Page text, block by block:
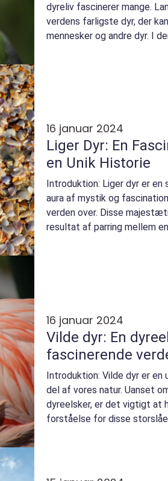
dyreliv fascinerer mange.
verdens farligste dyr, der
mennesker og andre dyr. I
16 januar 2024
Liger Dyr: En
en Unik Historie
Introduktion: Liger dyr er
aura af mystik og
verden over. Disse
resultat af parring mellem
16 januar 2024
Vilde dyr: En
fascinerende
Introduktion: Vilde dyr er
del af vores natur. Uanset
dyreelsker, er det vigtigt at
forståelse for disse